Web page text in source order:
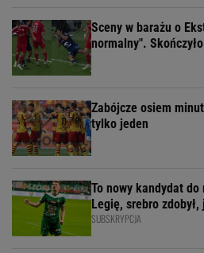
Sceny w barażu o
normalny".
Zabójcze osiem
tylko jeden
To nowy kandydat do
Legię, srebro zdobył,
SUBSKRYPCJA